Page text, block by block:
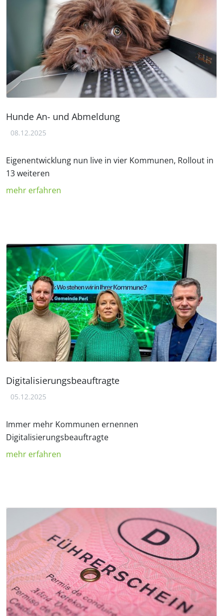
Hunde An- und Abmeldung
08.12.2025
Eigenentwicklung nun live in vier Kommunen, Rollout in
13 weiteren
mehr erfahren
Digitalisierungsbeauftragte
05.12.2025
Immer mehr Kommunen ernennen
Digitalisierungsbeauftragte
mehr erfahren